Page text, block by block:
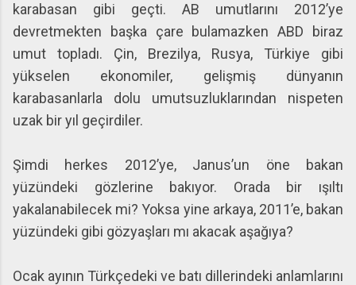
karabasan gibi geçti. AB umutlarını 2012’ye
devretmekten başka çare bulamazken ABD biraz
umut topladı. Çin, Brezilya, Rusya, Türkiye gibi
yükselen ekonomiler, gelişmiş dünyanın
karabasanlarla dolu umutsuzluklarından nispeten
uzak bir yıl geçirdiler.
Şimdi herkes 2012’ye, Janus’un öne bakan
yüzündeki gözlerine bakıyor. Orada bir ışıltı
yakalanabilecek mi? Yoksa yine arkaya, 2011’e, bakan
yüzündeki gibi gözyaşları mı akacak aşağıya?
Ocak ayının Türkçedeki ve batı dillerindeki anlamlarını